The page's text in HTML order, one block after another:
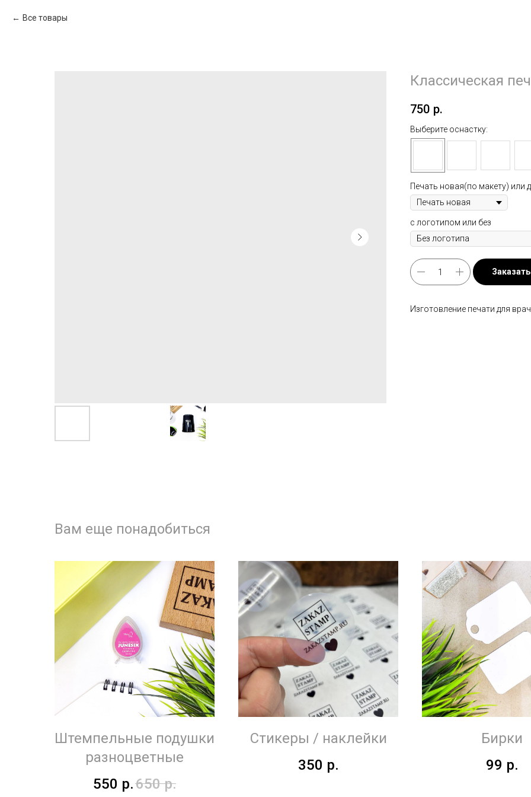
Все товары
Классическая
750 р.
Выберите оснастку:
Печать новая(по макету) или
с логотипом или без
Изготовление печати для
Вам еще понадобиться
Штемпельные подушки
разноцветные
550 р.650 р.
Стикеры / наклейки
350 р.
Бирки
99 р.